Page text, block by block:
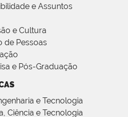
e Assuntos
e Cultura
de Pessoas
e Pós-Graduação
e Tecnologia
Ciência e Tecnologia